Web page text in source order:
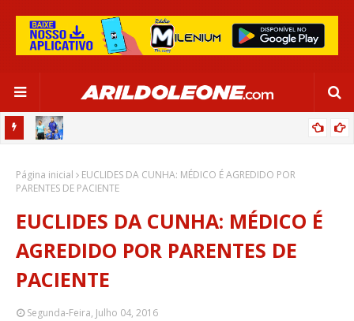
SALVADOR
Página inicial
EUCLIDES DA CUNHA: MÉDICO É AGREDIDO POR
PARENTES DE PACIENTE
EUCLIDES DA CUNHA: MÉDICO É
AGREDIDO POR PARENTES DE
PACIENTE
Segunda-Feira, Julho 04, 2016